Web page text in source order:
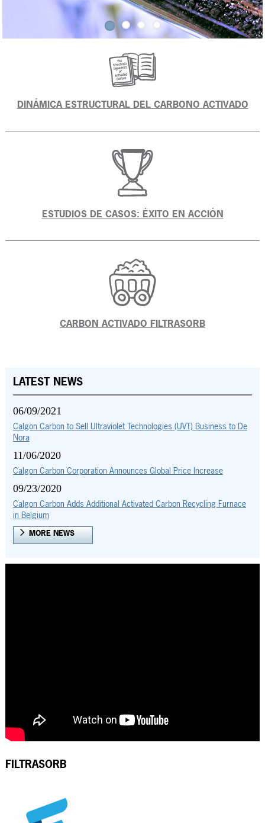
DINÁMICA ESTRUCTURAL DEL CARBONO ACTIVADO
ESTUDIOS DE CASOS: ÉXITO EN ACCIÓN
CARBON ACTIVADO FILTRASORB
LATEST NEWS
06/09/2021
Calgon Carbon to Sell Ultraviolet Technologies (UVT) Business to De
Nora
11/06/2020
Calgon Carbon Corporation Announces Global Price Increase
09/23/2020
Calgon Carbon Adds Additional Activated Carbon Recycling Furnace
in Belgium
MORE NEWS
FILTRASORB